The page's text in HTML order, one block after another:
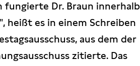
Dr. Braun innerhalb
heißt es in einem Schreiben
aus dem der
zitierte. Das